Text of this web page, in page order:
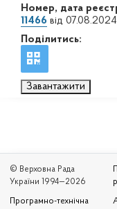
Номер, дата
11466 від 07.08.2024
Поділитись:
Завантажити
© Верховна Рада
України 1994—2026
Програмно-технічна